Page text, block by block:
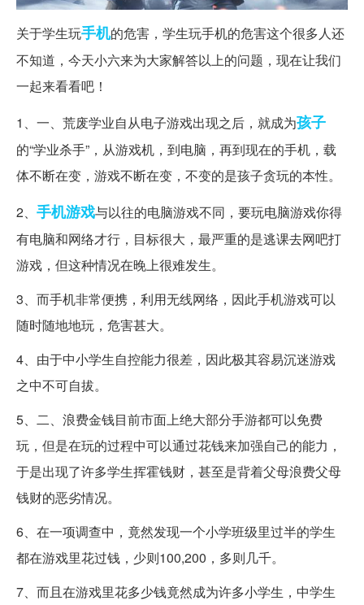
关于学生玩手机的危害，学生玩手机的危害这个很多人还
不知道，今天小六来为大家解答以上的问题，现在让我们
一起来看看吧！
1、一、荒废学业自从电子游戏出现之后，就成为孩子
的“学业杀手”，从游戏机，到电脑，再到现在的手机，载
体不断在变，游戏不断在变，不变的是孩子贪玩的本性。
2、 手机游戏与以往的电脑游戏不同，要玩电脑游戏你得
有电脑和网络才行，目标很大，最严重的是逃课去网吧打
游戏，但这种情况在晚上很难发生。
3、而手机非常便携，利用无线网络，因此手机游戏可以
随时随地地玩，危害甚大。
4、由于中小学生自控能力很差，因此极其容易沉迷游戏
之中不可自拔。
5、二、浪费金钱目前市面上绝大部分手游都可以免费
玩，但是在玩的过程中可以通过花钱来加强自己的能力，
于是出现了许多学生挥霍钱财，甚至是背着父母浪费父母
钱财的恶劣情况。
6、在一项调查中，竟然发现一个小学班级里过半的学生
都在游戏里花过钱，少则100,200，多则几千。
7、而且在游戏里花多少钱竟然成为许多小学生，中学生